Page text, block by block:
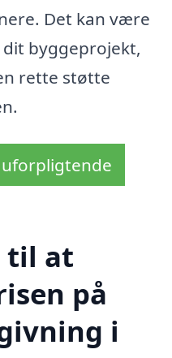
Det kan være
byggeprojekt,
rette støtte
til at
på
i